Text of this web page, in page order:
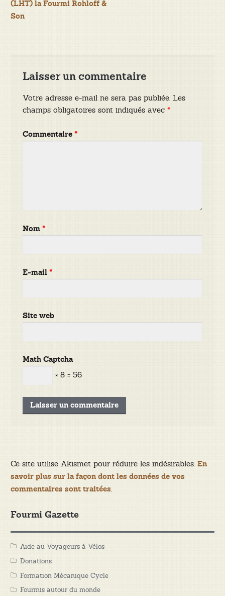
de
(LHT) la Fourmi Rohloff &
Son
Laisser un commentaire
Votre adresse e-mail ne sera pas publiée. Les
champs obligatoires sont indiqués avec*
Commentaire*
Nom*
E-mail*
Site web
Math Captcha
× 8 = 56
Ce site utilise Akismet pour réduire les indésirables. En
savoir plus sur la façon dont les données de vos
commentaires sont traitées.
Fourmi Gazette
Aide au Voyageurs à Vélos
Donations
Formation Mécanique Cycle
Fourmis autour du monde